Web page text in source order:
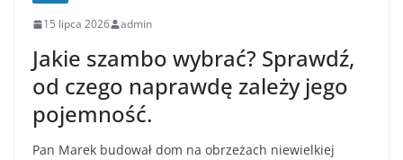
15 lipca 2026 admin
Jakie szambo wybrać? Sprawdź,
od czego naprawdę zależy jego
pojemność.
Pan Marek budował dom na obrzeżach niewielkiej